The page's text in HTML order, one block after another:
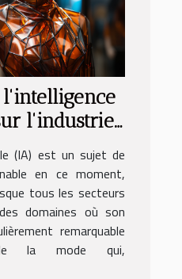
l'industrie
(IA) est un sujet de
en ce moment,
tous les secteurs
domaines où son
remarquable
la mode qui,